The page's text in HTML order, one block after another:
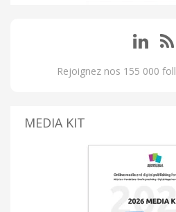
Rejoignez nos 155 000
MEDIA KIT